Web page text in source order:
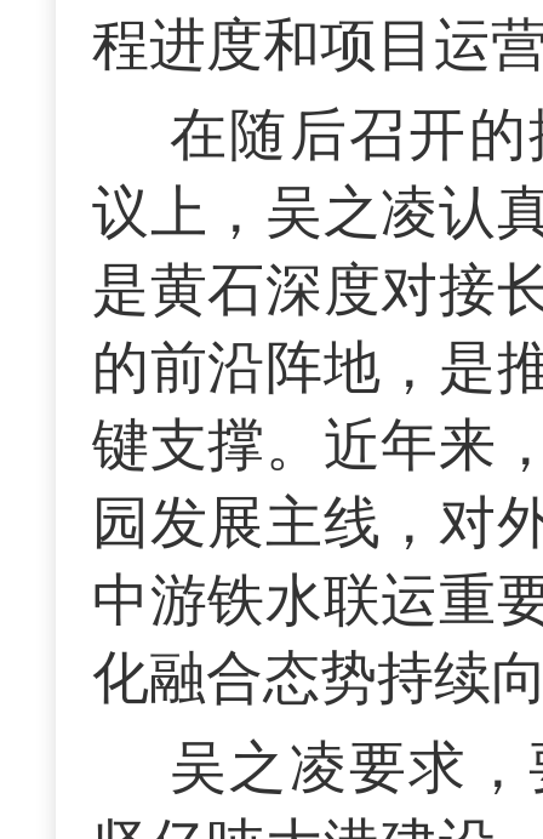
程进度和项目运
在随后召开
议上，吴之凌认
是黄石深度对接
的前沿阵地，是
键支撑。近年来
园发展主线，对
中游铁水联运重
化融合态势持续
吴之凌要求